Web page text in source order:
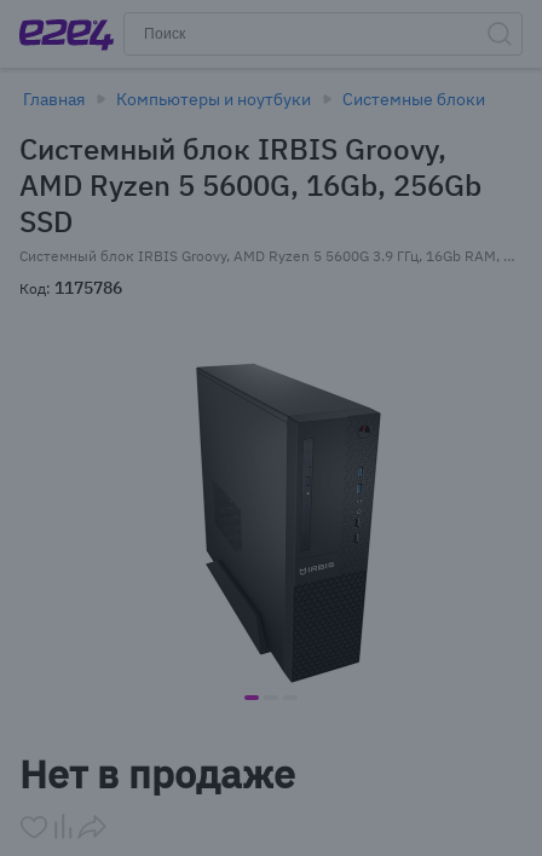
Главная Компьютеры и ноутбуки Системные блоки
Системный блок IRBIS Groovy,
AMD Ryzen 5 5600G, 16Gb, 256Gb
SSD
Системный блок IRBIS Groovy, AMD Ryzen 5 5600G 3.9 ГГц, 16Gb RAM, 256Gb SSD, Wi-Fi, BT, W11Pro, черный (PCB553)
Код: 1175786
item
of
3
Нет в продаже